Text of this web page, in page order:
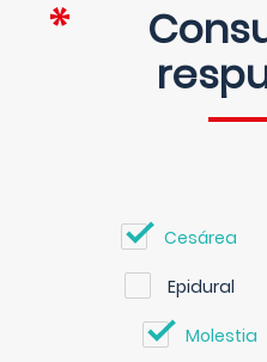
Cesárea
Epidural
Molestia